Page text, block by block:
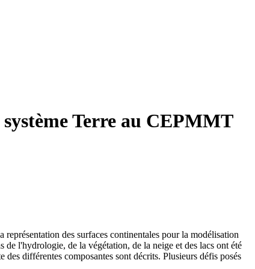
Terre au CEPMMT
des surfaces continentales pour la modélisation
de l'hydrologie, de la végétation, de la neige et des lacs ont été
différentes composantes sont décrits. Plusieurs défis posés